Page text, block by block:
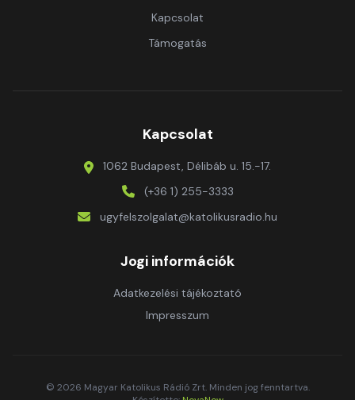
Kapcsolat
Támogatás
Kapcsolat
1062 Budapest, Délibáb u. 15.-17.
(+36 1) 255-3333
ugyfelszolgalat@katolikusradio.hu
Jogi információk
Adatkezelési tájékoztató
Impresszum
© 2026 Magyar Katolikus Rádió Zrt. Minden jog fenntartva.